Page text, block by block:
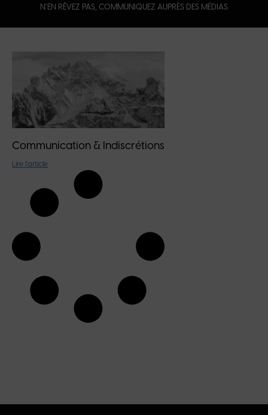
N’EN RÊVEZ PAS, COMMUNIQUEZ AUPRÈS DES MÉDIAS
Communication & Indiscrétions
Lire l'article